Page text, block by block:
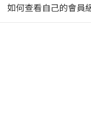
如何查看自己的會員